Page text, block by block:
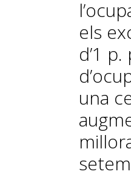
els
d’1
una